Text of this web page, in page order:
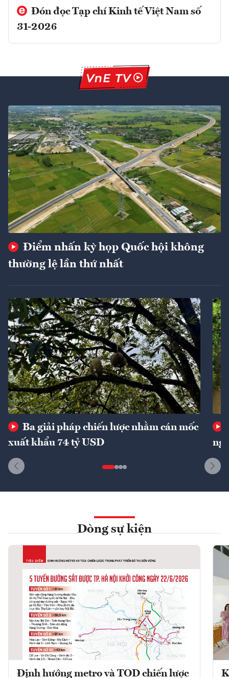
Đón đọc Tạp chí Kinh tế Việt Nam số
31-2026
Điểm nhấn kỳ họp Quốc hội không
thường lệ lần thứ nhất
Ba giải pháp chiến lược nhằm cán mốc
xuất khẩu 74 tỷ USD
Dòng sự kiện
Định hướng metro và TOD chiến lược